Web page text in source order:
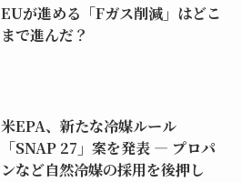
EUが進める「Fガス削減」はどこ
まで進んだ？
米EPA、新たな冷媒ルール
「SNAP 27」案を発表 ― プロパ
ンなど自然冷媒の採用を後押し